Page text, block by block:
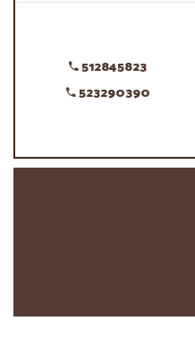
512845823
523290390